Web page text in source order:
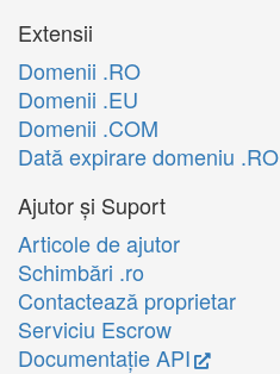
Extensii
Domenii .RO
Domenii .EU
Domenii .COM
Dată expirare domeniu .RO
Ajutor și Suport
Articole de ajutor
Schimbări .ro
Contactează proprietar
Serviciu Escrow
Documentație API